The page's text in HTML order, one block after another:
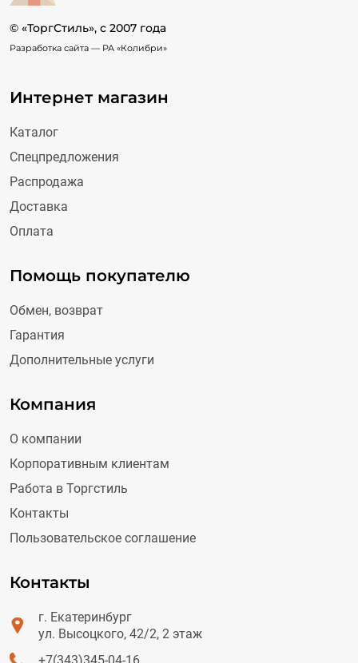
© «ТоргСтиль», c 2007 года
Разработка сайта — РА «Колибри»
Интернет магазин
Каталог
Спецпредложения
Распродажа
Доставка
Оплата
Помощь покупателю
Обмен, возврат
Гарантия
Дополнительные услуги
Компания
О компании
Корпоративным клиентам
Работа в Торгстиль
Контакты
Пользовательское соглашение
Контакты
г. Екатеринбург
ул. Высоцкого, 42/2, 2 этаж